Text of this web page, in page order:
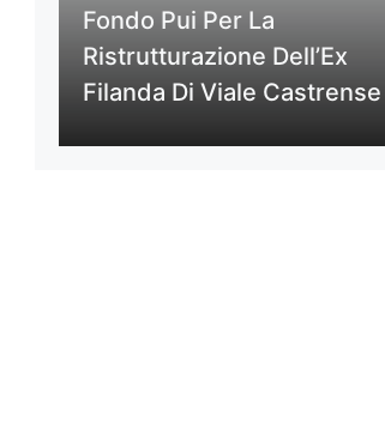
Fondo Pui Per La
Ristrutturazione Dell’Ex
Filanda Di Viale Castrense